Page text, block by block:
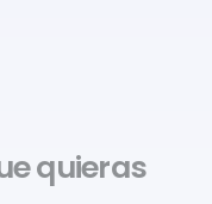
quieras